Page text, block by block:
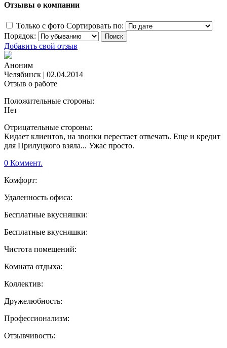
Отзывы о компании
Только с фото Сортировать по:
Порядок:
Добавить свой отзыв
Аноним
Челябинск | 02.04.2014
Отзыв о работе
Положительные стороны:
Нет
Отрицательные стороны:
Кидает клиентов, на звонки перестает отвечать. Еще и кредит
для Прилуцкого взяла... Ужас просто.
0 Коммент.
Комфорт:
Удаленность офиса:
Бесплатные вкусняшки:
Бесплатные вкусняшки:
Чистота помещений:
Комната отдыха:
Коллектив:
Дружелюбность:
Профессионализм:
Отзывчивость: